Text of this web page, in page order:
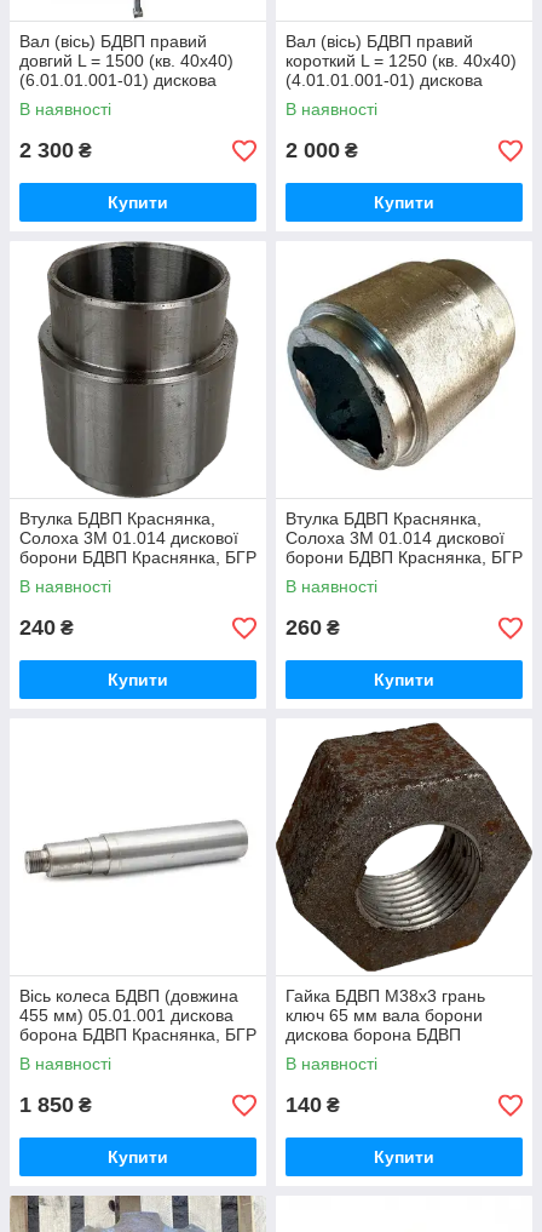
Вал (вісь) БДВП правий
довгий L = 1500 (кв. 40х40)
(6.01.01.001-01) дискова
борона БДВП Краснянка, БГР
Солоха
В наявності
2 300 ₴
Купити
Вал (вісь) БДВП правий
короткий L = 1250 (кв. 40х40)
(4.01.01.001-01) дискова
борона БДВП Краснянка, БГР
Солоха
В наявності
2 000 ₴
Купити
Втулка БДВП Краснянка,
Солоха 3М 01.014 дискової
борони БДВП Краснянка, БГР
Солоха
В наявності
240 ₴
Купити
Втулка БДВП Краснянка,
Солоха 3М 01.014 дискової
борони БДВП Краснянка, БГР
Солоха (2 проточки, квадрат)
В наявності
260 ₴
Купити
Вісь колеса БДВП (довжина
455 мм) 05.01.001 дискова
борона БДВП Краснянка, БГР
Солоха
В наявності
1 850 ₴
Купити
Гайка БДВП М38х3 грань
ключ 65 мм вала борони
дискова борона БДВП
Краснянка, БГР Солоха
В наявності
140 ₴
Купити